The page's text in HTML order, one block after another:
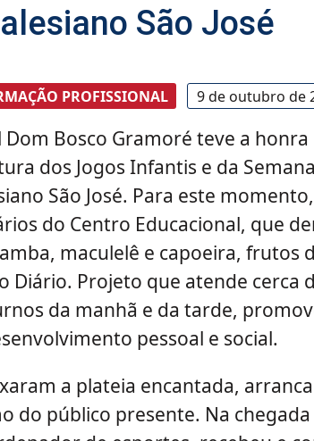
São José
PROFISSIONAL 9 de outubro de
Dom Bosco Gramoré teve a honra
dos Jogos Infantis e da
São José. Para este
do Centro Educacional, que
maculelê e capoeira, frutos
Diário. Projeto que atende cerca
da manhã e da tarde,
pessoal e social.
a plateia encantada,
do público presente. Na chegada